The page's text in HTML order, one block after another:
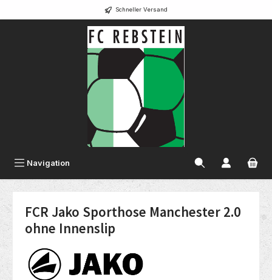
Schneller Versand
Navigation
FCR Jako Sporthose Manchester 2.0
ohne Innenslip